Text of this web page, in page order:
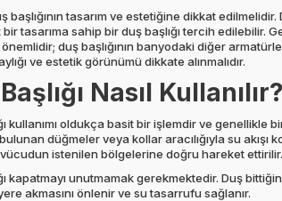
başlığının tasarım ve estetiğine dikkat
tasarıma sahip bir duş başlığı tercih edilebilir.
duş başlığının banyodaki diğer
ve estetik görünümü dikkate alınmalıdır.
Nasıl Kullanılır?
kullanımı oldukça basit bir işlemdir ve genellikle
düğmeler veya kollar aracılığıyla su akışı
vücudun istenilen bölgelerine doğru hareket
kapatmayı unutmamak gerekmektedir. Duş
akmasını önlenir ve su tasarrufu sağlanır.